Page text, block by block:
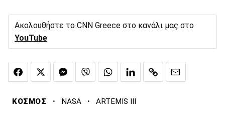
Ακολουθήστε το CNN Greece στο κανάλι μας στο
YouTube
ΚΟΣΜΟΣ · NASA · ARTEMIS III